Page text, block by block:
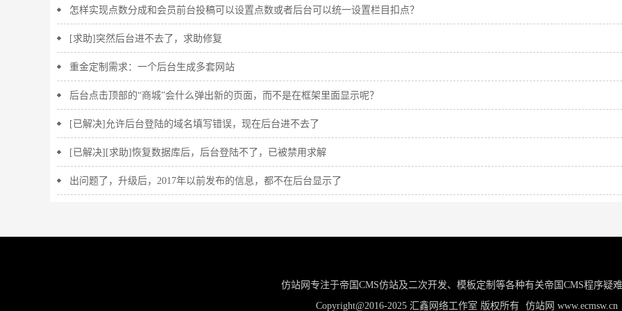
怎样实现点数分成和会员前台投稿可以设置点数或者后台可以统一设置栏目扣点？
[求助]突然后台进不去了，求助修复
重金定制需求：一个后台生成多套网站
后台点击顶部的“商城”会什么弹出新的页面，而不是在框架里面显示呢？
[已解决]允许后台登陆的域名填写错误，现在后台进不去了
[已解决][求助]恢复数据库后，后台登陆不了，已被禁用求解
出问题了，升级后，2017年以前发布的信息，都不在后台显示了
仿站网专注于帝国CMS仿站及二次开发、模板定制等各种有关帝国CMS程序疑
Copyright@2016-2025 汇鑫网络工作室 版权所有 仿站网 www.ecmsw.cn